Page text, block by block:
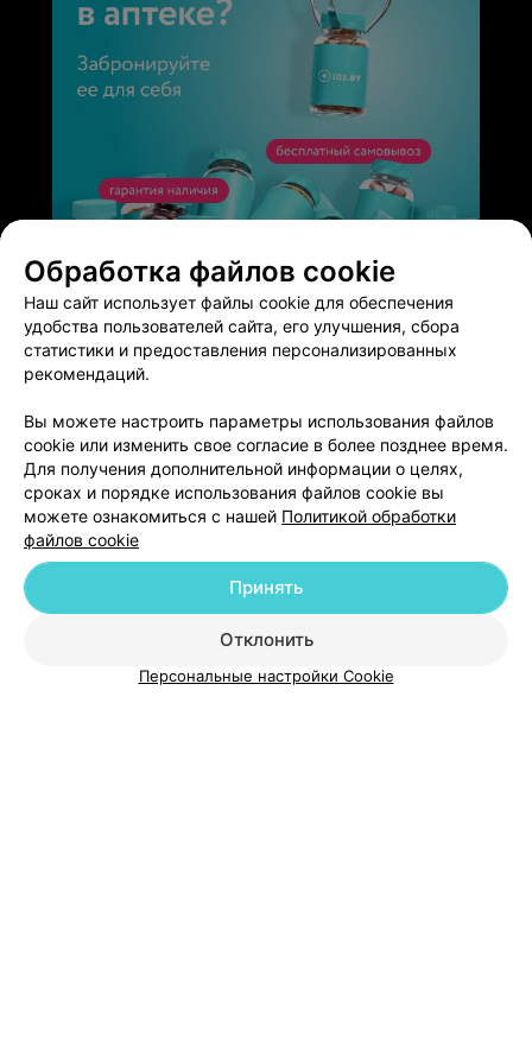
Добавить специалиста
О проекте Новости проекта
Размещение рекламы
Медицинский маркетинг
Публичный договор
Пользовательское соглашение
Способы оплаты
Обработка файлов cookie
Наш сайт использует файлы cookie для обеспечения
удобства пользователей сайта, его улучшения, сбора
статистики и предоставления персонализированных
рекомендаций.
Вы можете настроить параметры использования файлов
cookie или изменить свое согласие в более позднее время.
Для получения дополнительной информации о целях,
сроках и порядке использования файлов cookie вы
можете ознакомиться с нашей Политикой обработки
файлов cookie
Отклонить
Принять
Персональные настройки Cookie